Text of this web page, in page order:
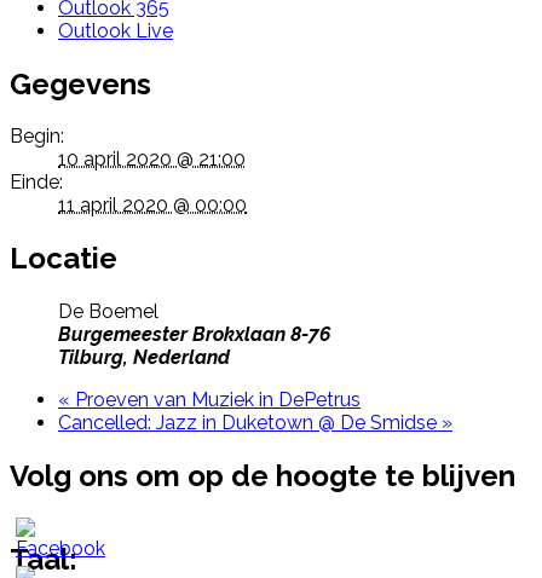
Outlook 365
Outlook Live
Gegevens
Begin:
10 april 2020 @ 21:00
Einde:
11 april 2020 @ 00:00
Locatie
De Boemel
Burgemeester Brokxlaan 8-76
Tilburg, Nederland
« Proeven van Muziek in DePetrus
Cancelled: Jazz in Duketown @ De Smidse »
Volg ons om op de hoogte te blijven
Taal: